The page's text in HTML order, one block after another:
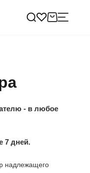
- в любое
7 дней.
надлежащего